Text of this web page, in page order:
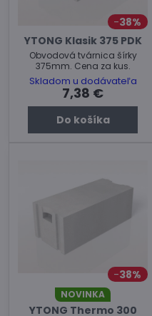
38%
YTONG Klasik 375 PDK
Obvodová tvárnica šírky
375mm. Cena za kus.
Skladom u dodávateľa
7,38 €
Do košíka
38%
NOVINKA
YTONG Thermo 300